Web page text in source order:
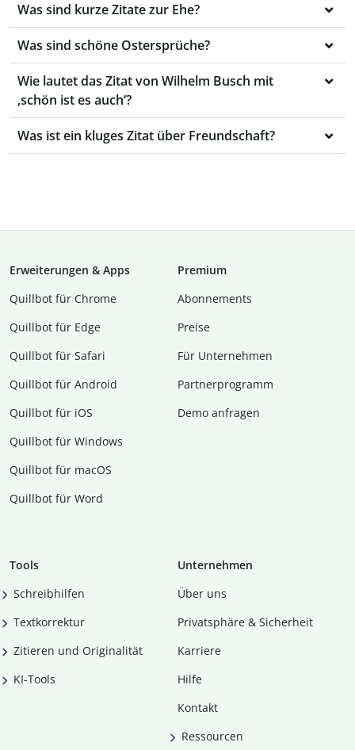
Was sind kurze Zitate zur Ehe?
Was sind schöne Ostersprüche?
Wie lautet das Zitat von Wilhelm Busch mit
‚schön ist es auch‘?
Was ist ein kluges Zitat über Freundschaft?
Erweiterungen & Apps
Quillbot für Chrome
Quillbot für Edge
Quillbot für Safari
Quillbot für Android
Quillbot für iOS
Quillbot für Windows
Quillbot für macOS
Quillbot für Word
Premium
Abon­ne­ments
Preise
Für Unternehmen
Partnerprogramm
Demo anfragen
Tools
Schreibhilfen
Textkorrektur
Zitieren und Originalität
KI-Tools
Unternehmen
Über uns
Privatsphäre & Sicherheit
Karriere
Hilfe
Kontakt
Ressourcen